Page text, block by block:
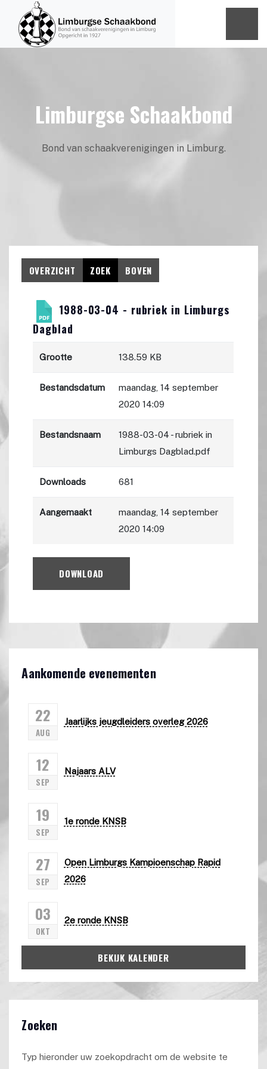
Limburgse Schaakbond
Bond van schaakverenigingen in Limburg.
OVERZICHT ZOEK BOVEN
1988-03-04 - rubriek in Limburgs
Dagblad
Grootte 138.59 KB
Bestandsdatum
maandag, 14 september
2020 14:09
Bestandsnaam
1988-03-04 - rubriek in
Limburgs Dagblad.pdf
Downloads 681
Aangemaakt
maandag, 14 september
2020 14:09
DOWNLOAD
Aankomende evenementen
22
AUG
Jaarlijks jeugdleiders overleg 2026
12
SEP
Najaars ALV
19
SEP
1e ronde KNSB
27
SEP
Open Limburgs Kampioenschap Rapid
2026
03
OKT
2e ronde KNSB
BEKIJK KALENDER
Zoeken
Typ hieronder uw zoekopdracht om de website te